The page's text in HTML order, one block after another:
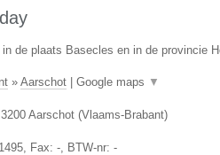
de plaats Basecles en in de provincie
» Aarschot| Google maps ▼
3200 Aarschot(Vlaams-Brabant)
, Fax: -, BTW-nr: -